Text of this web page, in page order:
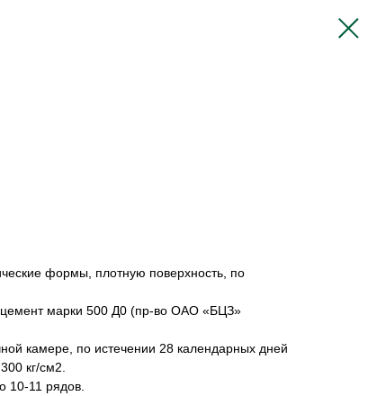
формы, плотную поверхность, по
цемент марки 500 Д0 (пр-во ОАО «БЦЗ»
камере, по истечении 28 календарных дней
кг/см2.
10-11 рядов.